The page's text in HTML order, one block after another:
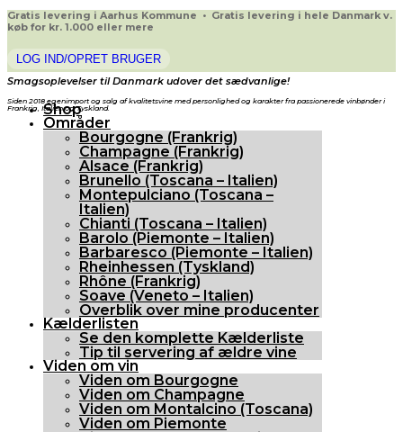
Gratis levering i Aarhus Kommune • Gratis levering i hele Danmark v.
køb for kr. 1.000 eller mere
LOG IND/OPRET BRUGER
Smagsoplevelser til Danmark udover det sædvanlige!
Siden 2018 egenimport og salg af kvalitetsvine med personlighed og karakter fra passionerede vinbønder i
Frankrig, Italien og Tyskland.
Shop
Områder
Bourgogne (Frankrig)
Champagne (Frankrig)
Alsace (Frankrig)
Brunello (Toscana – Italien)
Montepulciano (Toscana –
Italien)
Chianti (Toscana – Italien)
Barolo (Piemonte – Italien)
Barbaresco (Piemonte – Italien)
Rheinhessen (Tyskland)
Rhône (Frankrig)
Soave (Veneto – Italien)
Overblik over mine producenter
Kælderlisten
Se den komplette Kælderliste
Tip til servering af ældre vine
Viden om vin
Viden om Bourgogne
Viden om Champagne
Viden om Montalcino (Toscana)
Viden om Piemonte